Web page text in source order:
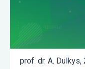
prof. dr. A. Dulkys,